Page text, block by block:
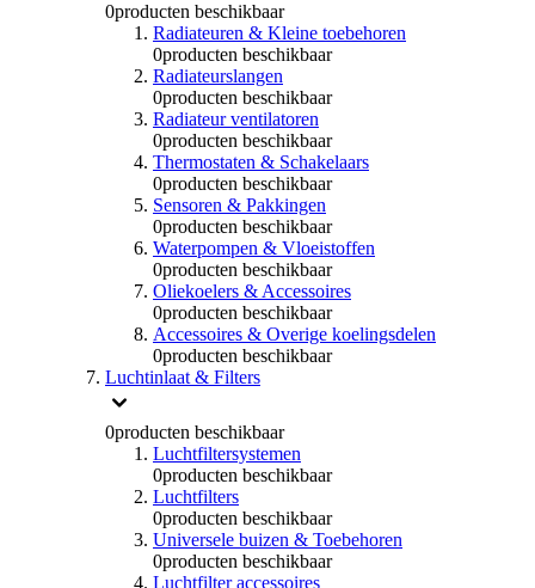
0producten beschikbaar
Radiateuren & Kleine toebehoren
0producten beschikbaar
Radiateurslangen
0producten beschikbaar
Radiateur ventilatoren
0producten beschikbaar
Thermostaten & Schakelaars
0producten beschikbaar
Sensoren & Pakkingen
0producten beschikbaar
Waterpompen & Vloeistoffen
0producten beschikbaar
Oliekoelers & Accessoires
0producten beschikbaar
Accessoires & Overige koelingsdelen
0producten beschikbaar
Luchtinlaat & Filters
0producten beschikbaar
Luchtfiltersystemen
0producten beschikbaar
Luchtfilters
0producten beschikbaar
Universele buizen & Toebehoren
0producten beschikbaar
Luchtfilter accessoires